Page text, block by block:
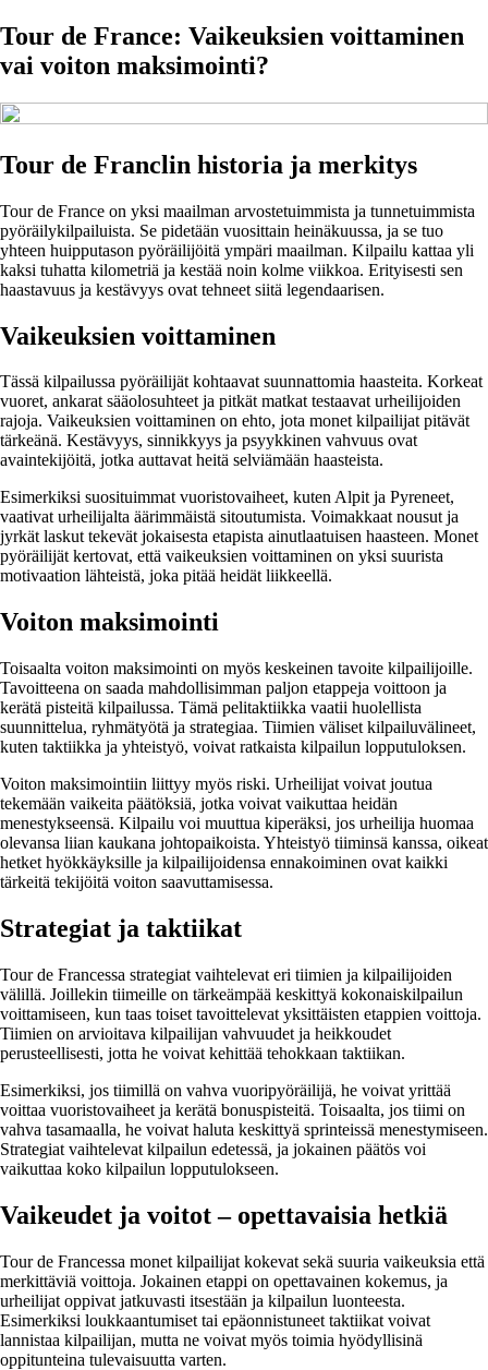
Tour de France: Vaikeuksien voittaminen
vai voiton maksimointi?
Tour de Franclin historia ja merkitys
Tour de France on yksi maailman arvostetuimmista ja tunnetuimmista
pyöräilykilpailuista. Se pidetään vuosittain heinäkuussa, ja se tuo
yhteen huipputason pyöräilijöitä ympäri maailman. Kilpailu kattaa yli
kaksi tuhatta kilometriä ja kestää noin kolme viikkoa. Erityisesti sen
haastavuus ja kestävyys ovat tehneet siitä legendaarisen.
Vaikeuksien voittaminen
Tässä kilpailussa pyöräilijät kohtaavat suunnattomia haasteita. Korkeat
vuoret, ankarat sääolosuhteet ja pitkät matkat testaavat urheilijoiden
rajoja. Vaikeuksien voittaminen on ehto, jota monet kilpailijat pitävät
tärkeänä. Kestävyys, sinnikkyys ja psyykkinen vahvuus ovat
avaintekijöitä, jotka auttavat heitä selviämään haasteista.
Esimerkiksi suosituimmat vuoristovaiheet, kuten Alpit ja Pyreneet,
vaativat urheilijalta äärimmäistä sitoutumista. Voimakkaat nousut ja
jyrkät laskut tekevät jokaisesta etapista ainutlaatuisen haasteen. Monet
pyöräilijät kertovat, että vaikeuksien voittaminen on yksi suurista
motivaation lähteistä, joka pitää heidät liikkeellä.
Voiton maksimointi
Toisaalta voiton maksimointi on myös keskeinen tavoite kilpailijoille.
Tavoitteena on saada mahdollisimman paljon etappeja voittoon ja
kerätä pisteitä kilpailussa. Tämä pelitaktiikka vaatii huolellista
suunnittelua, ryhmätyötä ja strategiaa. Tiimien väliset kilpailuvälineet,
kuten taktiikka ja yhteistyö, voivat ratkaista kilpailun lopputuloksen.
Voiton maksimointiin liittyy myös riski. Urheilijat voivat joutua
tekemään vaikeita päätöksiä, jotka voivat vaikuttaa heidän
menestykseensä. Kilpailu voi muuttua kiperäksi, jos urheilija huomaa
olevansa liian kaukana johtopaikoista. Yhteistyö tiiminsä kanssa, oikeat
hetket hyökkäyksille ja kilpailijoidensa ennakoiminen ovat kaikki
tärkeitä tekijöitä voiton saavuttamisessa.
Strategiat ja taktiikat
Tour de Francessa strategiat vaihtelevat eri tiimien ja kilpailijoiden
välillä. Joillekin tiimeille on tärkeämpää keskittyä kokonaiskilpailun
voittamiseen, kun taas toiset tavoittelevat yksittäisten etappien voittoja.
Tiimien on arvioitava kilpailijan vahvuudet ja heikkoudet
perusteellisesti, jotta he voivat kehittää tehokkaan taktiikan.
Esimerkiksi, jos tiimillä on vahva vuoripyöräilijä, he voivat yrittää
voittaa vuoristovaiheet ja kerätä bonuspisteitä. Toisaalta, jos tiimi on
vahva tasamaalla, he voivat haluta keskittyä sprinteissä menestymiseen.
Strategiat vaihtelevat kilpailun edetessä, ja jokainen päätös voi
vaikuttaa koko kilpailun lopputulokseen.
Vaikeudet ja voitot – opettavaisia hetkiä
Tour de Francessa monet kilpailijat kokevat sekä suuria vaikeuksia että
merkittäviä voittoja. Jokainen etappi on opettavainen kokemus, ja
urheilijat oppivat jatkuvasti itsestään ja kilpailun luonteesta.
Esimerkiksi loukkaantumiset tai epäonnistuneet taktiikat voivat
lannistaa kilpailijan, mutta ne voivat myös toimia hyödyllisinä
oppitunteina tulevaisuutta varten.